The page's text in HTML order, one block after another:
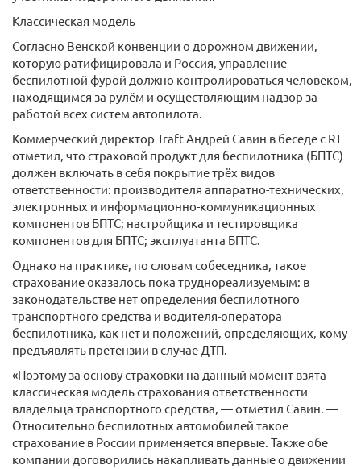
Классическая модель
Согласно Венской конвенции о дорожном движении,
которую ратифицировала и Россия, управление
беспилотной фурой должно контролироваться человеком,
находящимся за рулём и осуществляющим надзор за
работой всех систем автопилота.
Коммерческий директор Traft Андрей Савин в беседе с RT
отметил, что страховой продукт для беспилотника (БПТС)
должен включать в себя покрытие трёх видов
ответственности: производителя аппаратно-технических,
электронных и информационно-коммуникационных
компонентов БПТС; настройщика и тестировщика
компонентов для БПТС; эксплуатанта БПТС.
Однако на практике, по словам собеседника, такое
страхование оказалось пока труднореализуемым: в
законодательстве нет определения беспилотного
транспортного средства и водителя-оператора
беспилотника, как нет и положений, определяющих, кому
предъявлять претензии в случае ДТП.
«Поэтому за основу страховки на данный момент взята
классическая модель страхования ответственности
владельца транспортного средства, — отметил Савин. —
Относительно беспилотных автомобилей такое
страхование в России применяется впервые. Также обе
компании договорились накапливать данные о движении